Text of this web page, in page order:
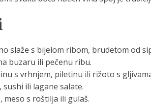
slaže s bijelom ribom, brudetom od
buzaru ili pečenu ribu.
s vrhnjem, piletinu ili rižoto s
ili lagane salate.
meso s roštilja ili gulaš.